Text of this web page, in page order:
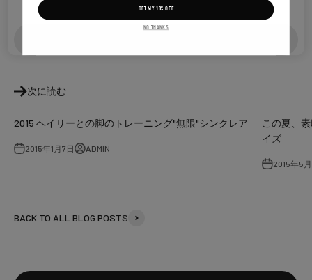
次に読む
2015 ヘイリーとの脚のトレーニング"無限"シンクレア
2015年1月7日 ADMIN
この夏、
イズ
2015年5
BACK TO ALL BLOG POSTS
GET MY 10% OFF
NO THANKS